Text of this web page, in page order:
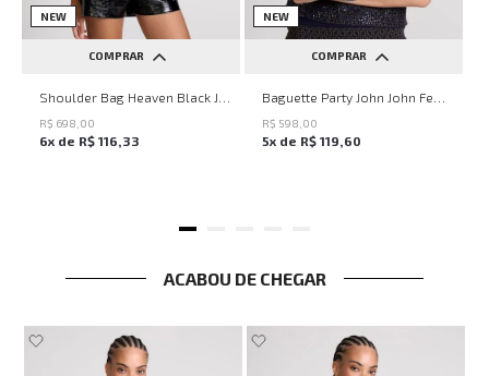
NEW
COMPRAR
UN
R$ 698 00
6x de R$ 116 33
NEW
COMPRAR
UN
R$ 598 00
5x de R$ 119 60
ACABOU DE CHEGAR